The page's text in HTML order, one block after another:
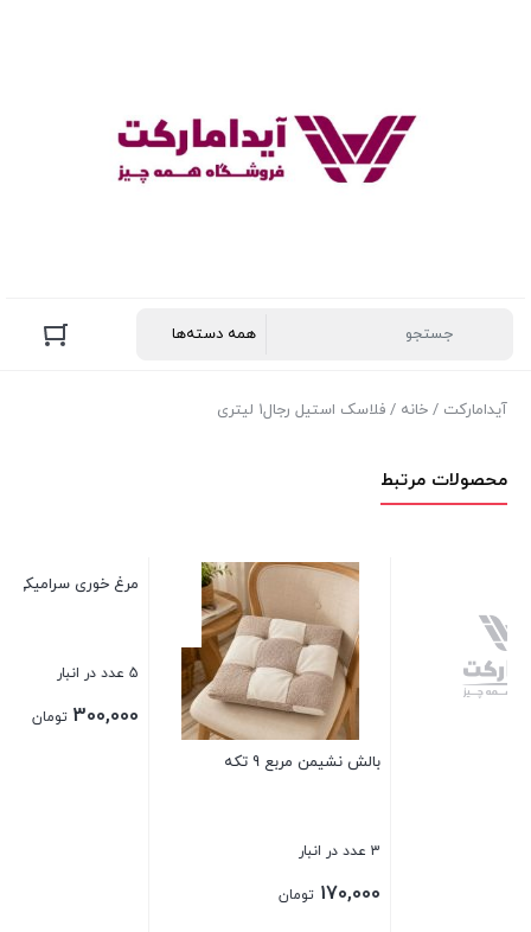
آیدامارکت / خانه / فلاسک استیل رجال1 لیتری
محصولات مرتبط
مرغ خوری سرامیکی بزرگ
300,000 تومان